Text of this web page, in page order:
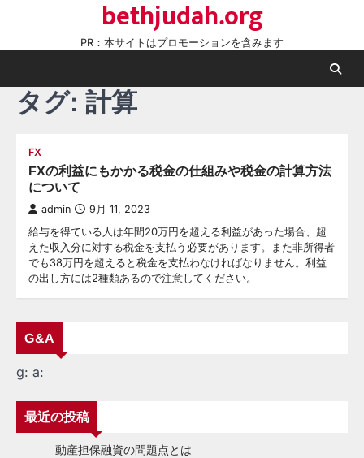
content
bethjudah.org
PR：本サイトはプロモーションを含みます
タグ: 計算
FX
FXの利益にもかかる税金の仕組みや税金の計算方法
について
admin 9月 11, 2023
給与を得ている人は年間20万円を超える利益があった場合、超
えた収入分に対する税金を支払う必要があります。また非所得者
でも38万円を超えると税金を支払わなければなりません。利益
の出し方には2種類あるので注意してください。
G&A
g: a:
最近の投稿
動産担保融資の問題点とは